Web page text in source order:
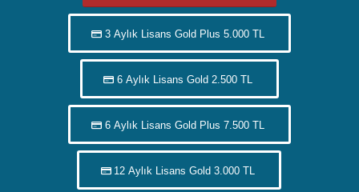
3 Aylık Lisans Gold Plus 5.000 TL
6 Aylık Lisans Gold 2.500 TL
6 Aylık Lisans Gold Plus 7.500 TL
12 Aylık Lisans Gold 3.000 TL